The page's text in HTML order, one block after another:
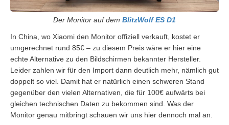
Der Monitor auf dem BlitzWolf ES D1
In China, wo Xiaomi den Monitor offiziell verkauft, kostet er
umgerechnet rund 85€ – zu diesem Preis wäre er hier eine
echte Alternative zu den Bildschirmen bekannter Hersteller.
Leider zahlen wir für den Import dann deutlich mehr, nämlich gut
doppelt so viel. Damit hat er natürlich einen schweren Stand
gegenüber den vielen Alternativen, die für 100€ aufwärts bei
gleichen technischen Daten zu bekommen sind. Was der
Monitor genau mitbringt schauen wir uns hier dennoch mal an.